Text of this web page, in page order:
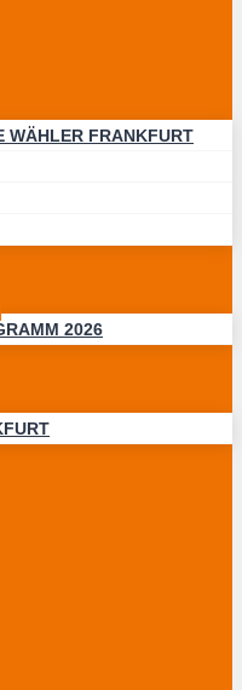
WÄHLER FRANKFURT
2026